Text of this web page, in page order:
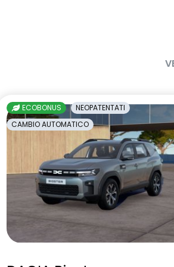
posteriore frazionabile
1/3-2/3
Presa da
corsia LKA
stradali con
velocità ISA
tessuto specifico
Sistema
ECOBONUS
NEOPATENTATI
CAMBIO AUTOMATICO